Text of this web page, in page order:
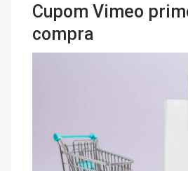
Cupom Vimeo
compra